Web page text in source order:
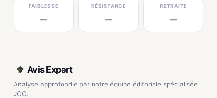
FAIBLESSE
—
RÉSISTANCE
—
RETRAITE
—
Avis Expert
Analyse approfondie par notre équipe éditoriale spécialisée
JCC.